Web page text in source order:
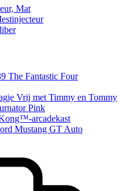
Mat
The Fantastic Four
Vrij met Timmy en Tommy
Pink
arcadekast
Mustang GT Auto